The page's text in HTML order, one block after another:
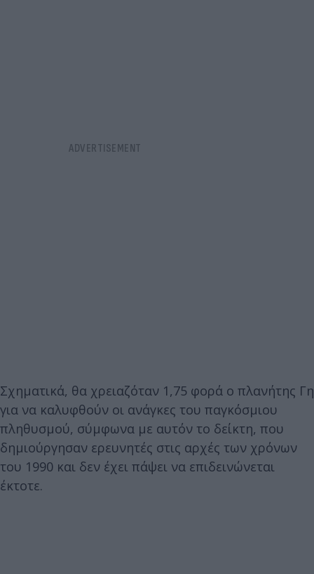
Σχηματικά, θα χρειαζόταν 1,75 φορά ο πλανήτης Γη
για να καλυφθούν οι ανάγκες του παγκόσμιου
πληθυσμού, σύμφωνα με αυτόν το δείκτη, που
δημιούργησαν ερευνητές στις αρχές των χρόνων
του 1990 και δεν έχει πάψει να επιδεινώνεται
έκτοτε.